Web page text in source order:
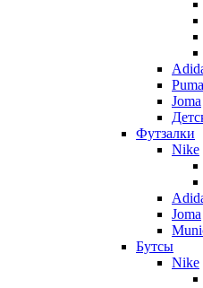
Puma
Joma
Футзалки
Nike
Joma
Бутсы
Nike